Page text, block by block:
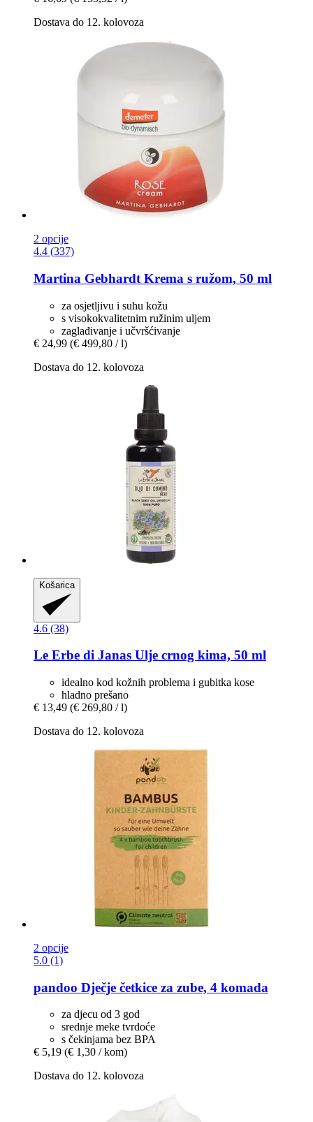
Dostava do 12. kolovoza
2 opcije
4.4 (337)
Martina Gebhardt Krema s ružom, 50 ml
za osjetljivu i suhu kožu
s visokokvalitetnim ružinim uljem
zaglađivanje i učvršćivanje
€ 24,99 (€ 499,80 / l)
Dostava do 12. kolovoza
Košarica
4.6 (38)
Le Erbe di Janas Ulje crnog kima, 50 ml
idealno kod kožnih problema i gubitka kose
hladno prešano
€ 13,49 (€ 269,80 / l)
Dostava do 12. kolovoza
2 opcije
5.0 (1)
pandoo Dječje četkice za zube, 4 komada
za djecu od 3 god
srednje meke tvrdoće
s čekinjama bez BPA
€ 5,19 (€ 1,30 / kom)
Dostava do 12. kolovoza